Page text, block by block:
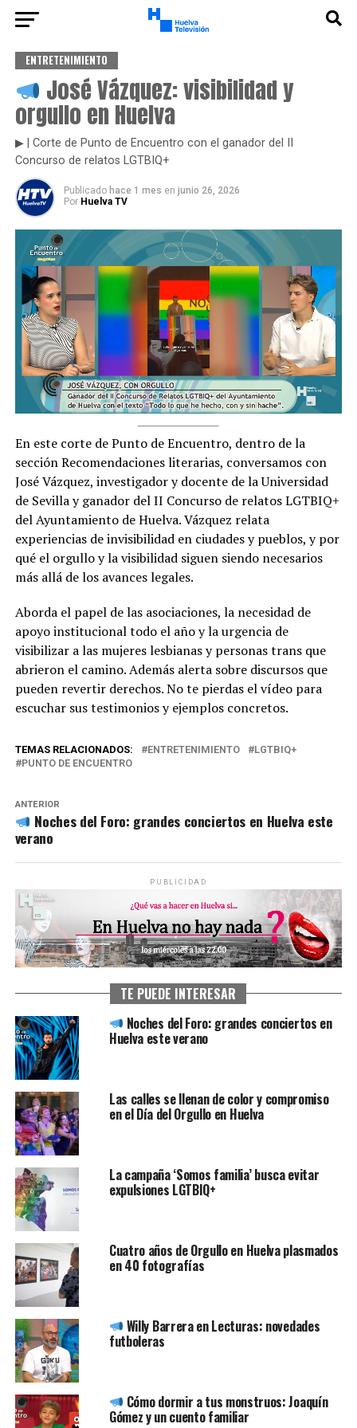
ENTRETENIMIENTO
José Vázquez: visibilidad y
orgullo en Huelva
▶ | Corte de Punto de Encuentro con el ganador del II
Concurso de relatos LGTBIQ+
Publicado hace 1 mes en junio 26, 2026
Por Huelva TV
En este corte de Punto de Encuentro, dentro de la
sección Recomendaciones literarias, conversamos con
José Vázquez, investigador y docente de la Universidad
de Sevilla y ganador del II Concurso de relatos LGTBIQ+
del Ayuntamiento de Huelva. Vázquez relata
experiencias de invisibilidad en ciudades y pueblos, y por
qué el orgullo y la visibilidad siguen siendo necesarios
más allá de los avances legales.
Aborda el papel de las asociaciones, la necesidad de
apoyo institucional todo el año y la urgencia de
visibilizar a las mujeres lesbianas y personas trans que
abrieron el camino. Además alerta sobre discursos que
pueden revertir derechos. No te pierdas el vídeo para
escuchar sus testimonios y ejemplos concretos.
TEMAS RELACIONADOS: ENTRETENIMIENTO
LGTBIQ+
PUNTO DE ENCUENTRO
ANTERIOR
Noches del Foro: grandes conciertos en Huelva este
verano
PUBLICIDAD
TE PUEDE INTERESAR
Noches del Foro: grandes conciertos en
Huelva este verano
Las calles se llenan de color y compromiso
en el Día del Orgullo en Huelva
La campaña ‘Somos familia’ busca evitar
expulsiones LGTBIQ+
Cuatro años de Orgullo en Huelva plasmados
en 40 fotografías
Willy Barrera en Lecturas: novedades
futboleras
Cómo dormir a tus monstruos: Joaquín
Gómez y un cuento familiar